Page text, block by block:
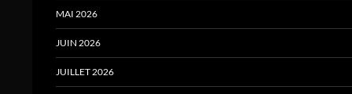
MAI 2026
JUIN 2026
JUILLET 2026